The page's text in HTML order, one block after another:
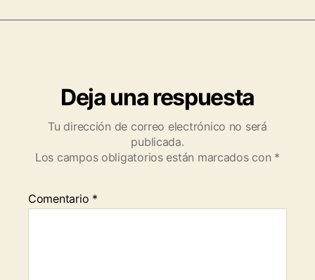
Deja una respuesta
Tu dirección de correo electrónico no será
publicada.
Los campos obligatorios están marcados con *
Comentario *